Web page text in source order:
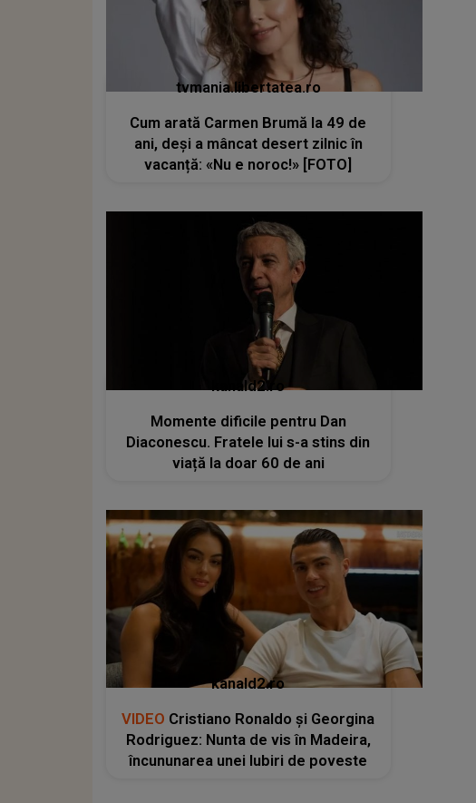
tvmania.libertatea.ro
Cum arată Carmen Brumă la 49 de
ani, deși a mâncat desert zilnic în
vacanță: «Nu e noroc!» [FOTO]
kanald2.ro
Momente dificile pentru Dan
Diaconescu. Fratele lui s-a stins din
viață la doar 60 de ani
kanald2.ro
VIDEO Cristiano Ronaldo și Georgina
Rodriguez: Nunta de vis în Madeira,
încununarea unei Iubiri de poveste